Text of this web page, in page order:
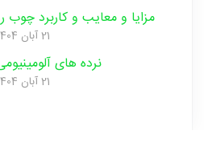
مزایا و‌ معایب و‌ کاربرد
21 آبان 1404
نرده های
21 آبان 1404